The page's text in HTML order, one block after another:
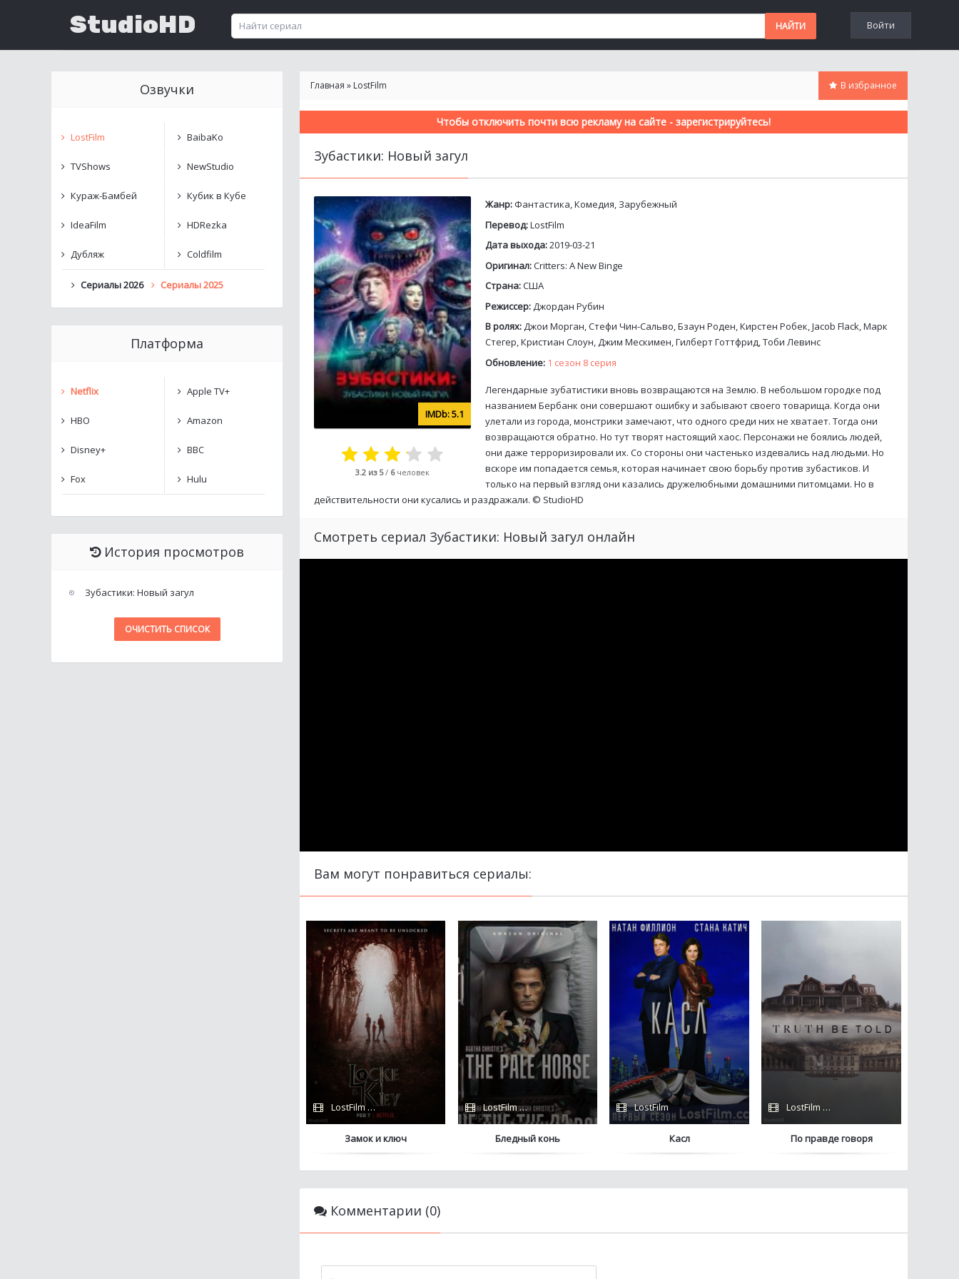
StudioHD Войти
Главная » LostFilm В избранное
Чтобы отключить почти всю рекламу на сайте - зарегистрируйтесь!
Зубастики: Новый загул
5.1
3.2 из 5/ 6 человек
Жанр: Фантастика, Комедия, Зарубежный
Перевод:LostFilm
Дата выхода:2019-03-21
Оригинал:Critters: A New Binge
Страна:США
Режиссер: Джордан Рубин
В ролях:Джои Морган, Стефи Чин-Сальво, Бзаун Роден, Кирстен Робек, Jacob Flack, Марк
Стегер, Кристиан Слоун, Джим Мескимен, Гилберт Готтфрид, Тоби Левинс
Обновление: 1 сезон 8 серия
Легендарные зубатистики вновь возвращаются на Землю. В небольшом городке под
названием Бербанк они совершают ошибку и забывают своего товарища. Когда они
улетали из города, монстрики замечают, что одного среди них не хватает. Тогда они
возвращаются обратно. Но тут творят настоящий хаос. Персонажи не боялись людей,
они даже терроризировали их. Со стороны они частенько издевались над людьми. Но
вскоре им попадается семья, которая начинает свою борьбу против зубастиков. И
только на первый взгляд они казались дружелюбными домашними питомцами. Но в
действительности они кусались и раздражали. © StudioHD
Смотреть сериал Зубастики: Новый загул онлайн
Вам могут понравиться сериалы:
LostFilm / Netflix
Замок и ключ
LostFilm / Amazon / BBC
Бледный конь
LostFilm
Касл
LostFilm / Apple TV+
По правде говоря
Комментарии (0)
Озвучки
LostFilm BaibaKo
TVShows NewStudio
Кураж-Бамбей Кубик в Кубе
IdeaFilm HDRezka
Дубляж Coldfilm
Сериалы 2026 Сериалы 2025
Платформа
Netflix Apple TV+
HBO Amazon
Disney+ BBC
Fox Hulu
История просмотров
Зубастики: Новый загул
ОЧИСТИТЬ СПИСОК